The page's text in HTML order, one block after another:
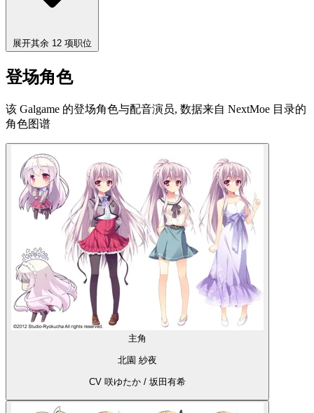
展开其余 12 项职位
登场角色
该 Galgame 的登场角色与配音演员, 数据来自 NextMoe 目录的
角色图谱
主角
北園 紗夜
CV 咲ゆたか / 坂田有希